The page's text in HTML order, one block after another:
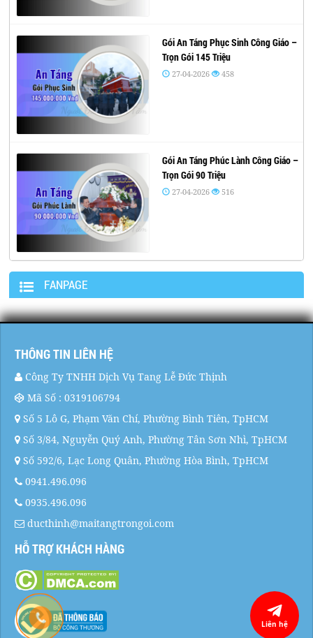
Gói An Táng Phục Sinh Công Giáo –
Trọn Gói 145 Triệu
27-04-2026 458
Gói An Táng Phúc Lành Công Giáo –
Trọn Gói 90 Triệu
27-04-2026 516
FANPAGE
THÔNG TIN LIÊN HỆ
Công Ty TNHH Dịch Vụ Tang Lễ Đức Thịnh
Mã Số : 0319106794
Số 5 Lô G, Phạm Văn Chí, Phường Bình Tiên, TpHCM
Số 3/84, Nguyễn Quý Anh, Phường Tân Sơn Nhì, TpHCM
Số 592/6, Lạc Long Quân, Phường Hòa Bình, TpHCM
0941.496.096
0935.496.096
ducthinh@maitangtrongoi.com
HỖ TRỢ KHÁCH HÀNG
Liên hệ